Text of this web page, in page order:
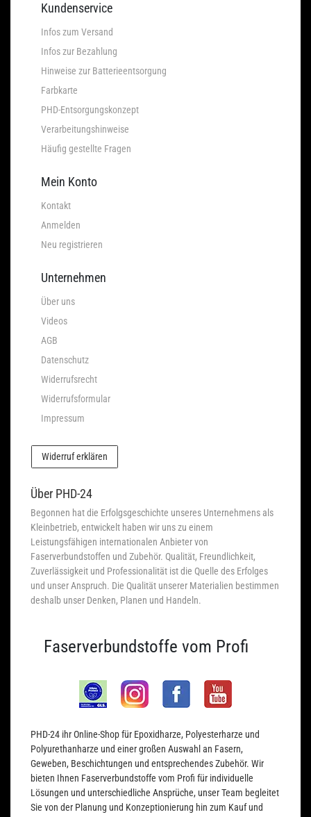
Kundenservice
Infos zum Versand
Infos zur Bezahlung
Hinweise zur Batterieentsorgung
Farbkarte
PHD-Entsorgungskonzept
Verarbeitungshinweise
Häufig gestellte Fragen
Mein Konto
Kontakt
Anmelden
Neu registrieren
Unternehmen
Über uns
Videos
AGB
Datenschutz
Widerrufsrecht
Widerrufsformular
Impressum
Widerruf erklären
Über PHD-24
Begonnen hat die Erfolgsgeschichte unseres Unternehmens als
Kleinbetrieb, entwickelt haben wir uns zu einem
Leistungsfähigen internationalen Anbieter von
Faserverbundstoffen und Zubehör. Qualität, Freundlichkeit,
Zuverlässigkeit und Professionalität ist die Quelle des Erfolges
und unser Anspruch. Die Qualität unserer Materialien bestimmen
deshalb unser Denken, Planen und Handeln.
Faserverbundstoffe vom Profi
PHD-24 ihr Online-Shop für Epoxidharze, Polyesterharze und
Polyurethanharze und einer großen Auswahl an Fasern,
Geweben, Beschichtungen und entsprechendes Zubehör. Wir
bieten Ihnen Faserverbundstoffe vom Profi für individuelle
Lösungen und unterschiedliche Ansprüche, unser Team begleitet
Sie von der Planung und Konzeptionierung hin zum Kauf und